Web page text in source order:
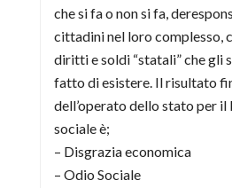
che si fa o non si fa,
cittadini nel loro complesso,
diritti e soldi “statali” che gli
fatto di esistere. Il risultato
dell’operato dello stato per
sociale è;
– Disgrazia economica
– Odio Sociale